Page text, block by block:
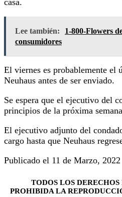
Lee también:
1-800-Flowers
consumidores
El viernes es probablemente el
Neuhaus antes de ser enviado.
Se espera que el ejecutivo del
principios de la próxima
El ejecutivo adjunto del
cargo hasta que Neuhaus
Publicado el 11 de Marzo, 2022
TODOS LOS DERECHOS
PROHIBIDA LA